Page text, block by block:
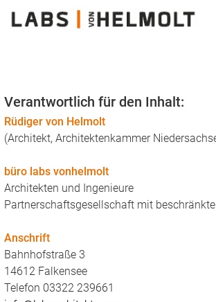
Verantwortlich für den Inhalt:
Rüdiger von Helmolt
(Architekt, Architektenkammer
büro labs vonhelmolt
Architekten und Ingenieure
Partnerschaftsgesellschaft mit
Anschrift
Bahnhofstraße 3
14612 Falkensee
Telefon 03322 239661